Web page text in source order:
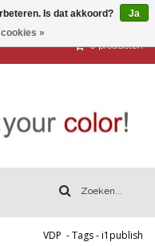
0 producten
VDP -Tags-i1publish
Is dat akkoord?
Ja
»